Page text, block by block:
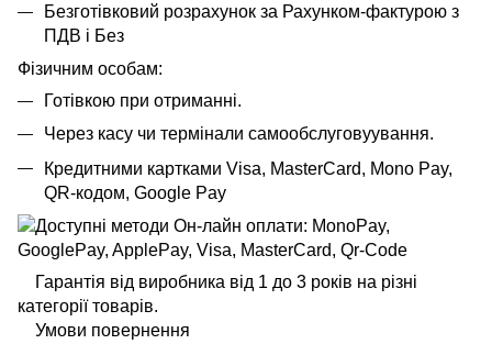
Безготівковий розрахунок за Рахунком-фактурою з
ПДВ і Без
Фізичним особам:
Готівкою при отриманні.
Через касу чи термінали самообслуговуування.
Кредитними картками Visa, MasterCard, Mono Pay,
QR-кодом, Google Pay
Гарантія від виробника від 1 до 3 років на різні
категорії товарів.
Умови повернення